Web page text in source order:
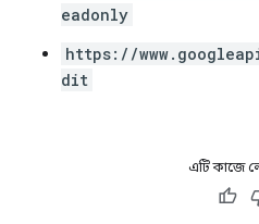
eadonly
https://
dit
এটি কাজে